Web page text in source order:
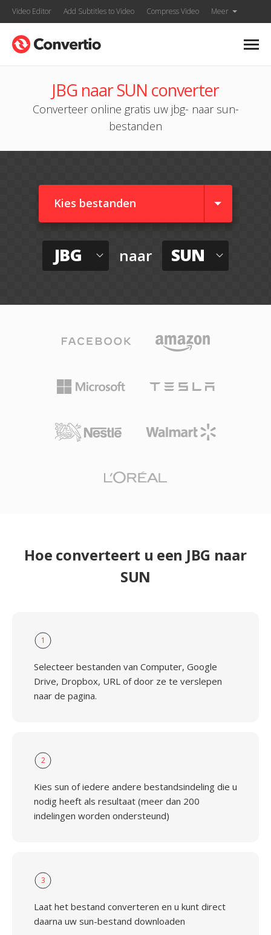
Video Editor Add Subtitles to Video Compress Video Meer
JBG naar SUN converter
Converteer online gratis uw jbg- naar sun-
bestanden
Kies bestanden
JBG naar SUN
Hoe converteert u een JBG naar
SUN
1
Selecteer bestanden van Computer, Google
Drive, Dropbox, URL of door ze te verslepen
naar de pagina.
2
Kies sun of iedere andere bestandsindeling die u
nodig heeft als resultaat (meer dan 200
indelingen worden ondersteund)
3
Laat het bestand converteren en u kunt direct
daarna uw sun-bestand downloaden